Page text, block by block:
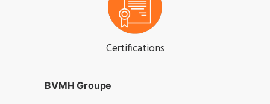
Certifications
BVMH Groupe